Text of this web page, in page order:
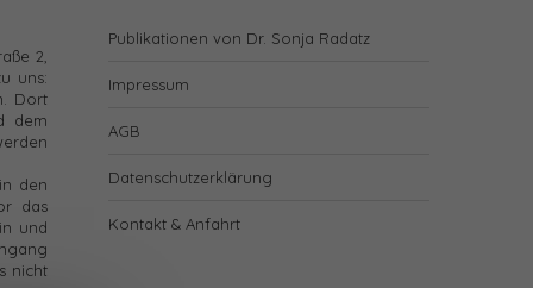
2,
uns:
Dort
dem
den
das
und
nicht
Publikationen von Dr. Sonja Radatz
Impressum
AGB
Datenschutzerklärung
Kontakt & Anfahrt